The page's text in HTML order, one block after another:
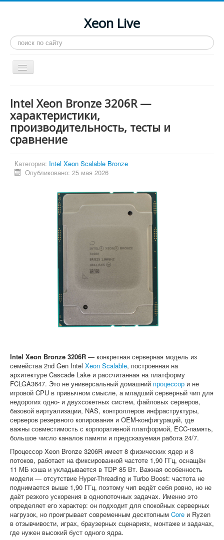
Xeon Live
Искать...
Toggle
Navigation
LGA 2011-3
LGA 2011
Процессоры
Инструкции
Рейтинги
Конференция
Системные программы
Intel Xeon Bronze 3206R —
характеристики,
производительность, тесты и
сравнение
Категория: Intel Xeon Scalable Bronze
Опубликовано: 25 мая 2026
Intel Xeon Bronze 3206R — конкретная серверная модель из
семейства 2nd Gen Intel Xeon Scalable, построенная на
архитектуре Cascade Lake и рассчитанная на платформу
FCLGA3647. Это не универсальный домашний процессор и не
игровой CPU в привычном смысле, а младший серверный чип для
недорогих одно- и двухсокетных систем, файловых серверов,
базовой виртуализации, NAS, контроллеров инфраструктуры,
серверов резервного копирования и OEM-конфигураций, где
важны совместимость с корпоративной платформой, ECC-память,
большое число каналов памяти и предсказуемая работа 24/7.
Процессор Xeon Bronze 3206R имеет 8 физических ядер и 8
потоков, работает на фиксированной частоте 1,90 ГГц, оснащён
11 МБ кэша и укладывается в TDP 85 Вт. Важная особенность
модели — отсутствие Hyper-Threading и Turbo Boost: частота не
поднимается выше 1,90 ГГц, поэтому чип ведёт себя ровно, но не
даёт резкого ускорения в однопоточных задачах. Именно это
определяет его характер: он подходит для спокойных серверных
нагрузок, но проигрывает современным десктопным Core и Ryzen
в отзывчивости, играх, браузерных сценариях, монтаже и задачах,
где нужен высокий буст одного ядра.